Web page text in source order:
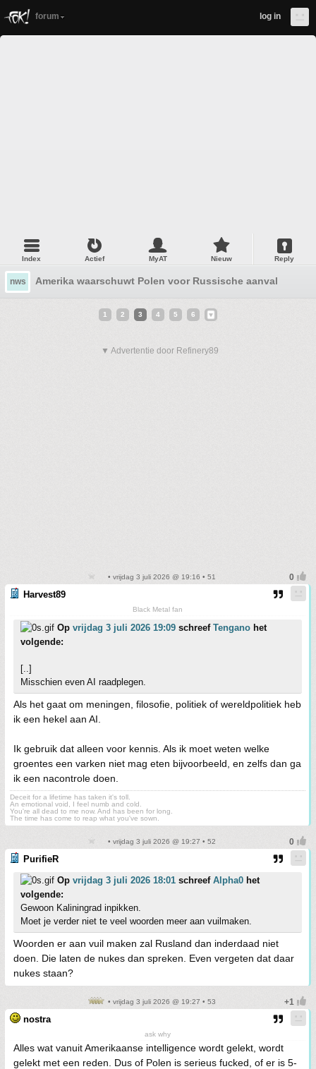
forum log in
Index Actief MyAT Nieuw Reply
nws Amerika waarschuwt Polen voor Russische aanval
1 2 3 4 5 6
▼ Advertentie door Refinery89
• vrijdag 3 juli 2026 @ 19:16 • 51
Harvest89
Black Metal fan
Op vrijdag 3 juli 2026 19:09 schreef Tengano het
volgende:
[..]
Misschien even AI raadplegen.
Als het gaat om meningen, filosofie, politiek of wereldpolitiek heb
ik een hekel aan AI.
Ik gebruik dat alleen voor kennis. Als ik moet weten welke
groentes een varken niet mag eten bijvoorbeeld, en zelfs dan ga
ik een nacontrole doen.
Deceit for a lifetime has taken it's toll.
An emotional void, I feel numb and cold.
You're all dead to me now. And has been for long.
The time has come to reap what you've sown.
• vrijdag 3 juli 2026 @ 19:27 • 52
PurifieR
Op vrijdag 3 juli 2026 18:01 schreef Alpha0 het
volgende:
Gewoon Kaliningrad inpikken.
Moet je verder niet te veel woorden meer aan vuilmaken.
Woorden er aan vuil maken zal Rusland dan inderdaad niet
doen. Die laten de nukes dan spreken. Even vergeten dat daar
nukes staan?
• vrijdag 3 juli 2026 @ 19:27 • 53
nostra
ask why
Alles wat vanuit Amerikaanse intelligence wordt gelekt, wordt
gelekt met een reden. Dus of Polen is serieus fucked, of er is 5-